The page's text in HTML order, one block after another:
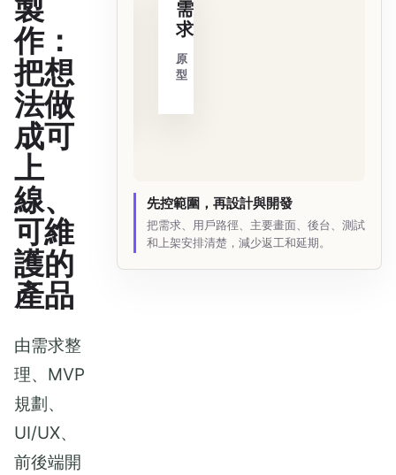
製
作：
把想
法做
成可
上
線、
可維
護的
產品
由需求整
理、MVP
規劃、
UI/UX、
前後端開
需
求
原
型
先控範圍，再設計與開發
把需求、用戶路徑、主要畫面、後台、測試
和上架安排清楚，減少返工和延期。